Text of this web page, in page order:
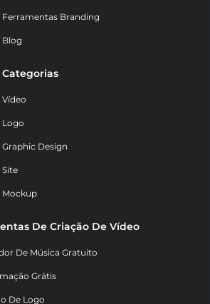
Ferramentas Branding
Blog
Categorias
Vídeo
Logo
Graphic Design
Site
Mockup
De Criação De Vídeo
De Música Gratuito
Grátis
De Logo